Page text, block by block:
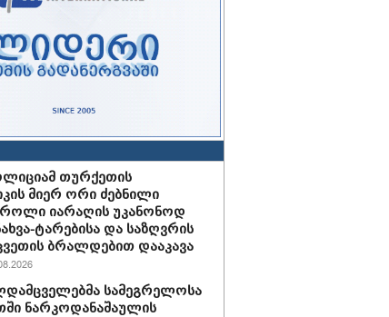
თურქეთის
მიერ ორი ძებნილი
იარაღის უკანონოდ
ტარებისა და საზღვრის
ბრალდებით დააკავა
სამეგრელოსა
ნარკოდანაშაულის